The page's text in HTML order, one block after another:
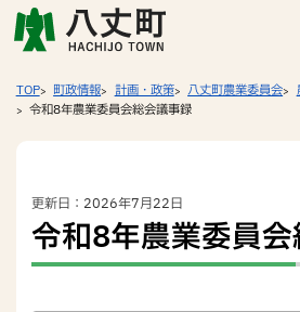
TOP 町政情報 計画・政策 八丈町農業委員会
令和8年農業委員会総会議事録
更新日：2026年7月22日
令和8年農業委員